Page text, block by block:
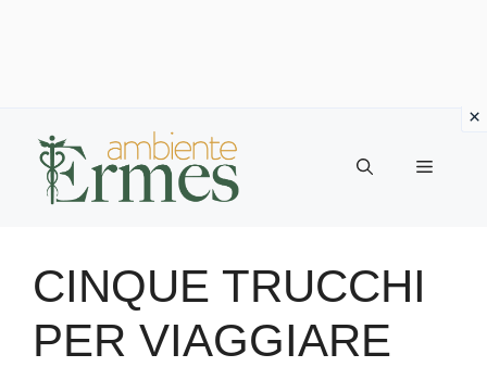
contenuto
Menu
CINQUE TRUCCHI
PER VIAGGIARE